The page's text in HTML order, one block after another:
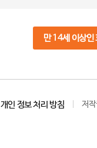
만 14세 이상인
개인 정보 처리 방침 저